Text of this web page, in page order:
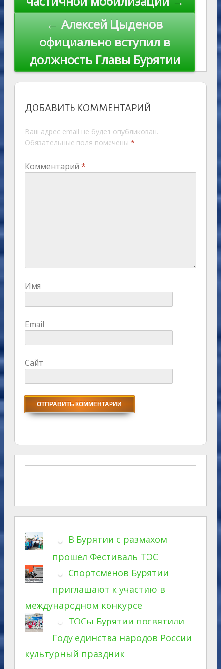
← Алексей Цыденов
официально вступил в
должность Главы Бурятии
ДОБАВИТЬ КОММЕНТАРИЙ
Ваш адрес email не будет опубликован.
Обязательные поля помечены *
Комментарий *
Имя
Email
Сайт
В Бурятии с размахом
прошел Фестиваль ТОС
Спортсменов Бурятии
приглашают к участию в
международном конкурсе
ТОСы Бурятии посвятили
Году единства народов России
культурный праздник